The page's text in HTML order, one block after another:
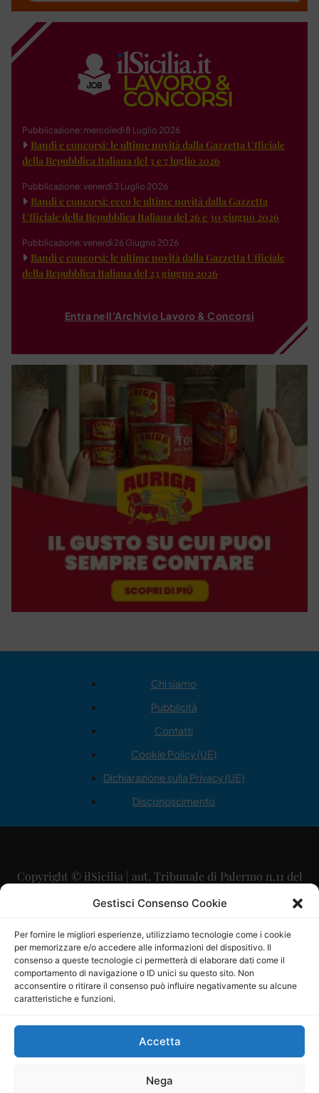
Gestisci Consenso Cookie
Per fornire le migliori esperienze, utilizziamo tecnologie come i cookie
per memorizzare e/o accedere alle informazioni del dispositivo. Il
consenso a queste tecnologie ci permetterà di elaborare dati come il
comportamento di navigazione o ID unici su questo sito. Non
acconsentire o ritirare il consenso può influire negativamente su alcune
caratteristiche e funzioni.
Accetta
Nega
Pubblicazione: mercoledì 8 Luglio 2026
Bandi e concorsi: le ultime novità dalla Gazzetta Ufficiale
della Repubblica Italiana del 3 e 7 luglio 2026
Pubblicazione: venerdì 3 Luglio 2026
Bandi e concorsi: ecco le ultime novità dalla Gazzetta
Ufficiale della Repubblica Italiana del 26 e 30 giugno 2026
Pubblicazione: venerdì 26 Giugno 2026
Bandi e concorsi: le ultime novità dalla Gazzetta Ufficiale
della Repubblica Italiana del 23 giugno 2026
Entra nell'Archivio Lavoro & Concorsi
Chi siamo
Pubblicità
Contatti
Cookie Policy (UE)
Dichiarazione sulla Privacy (UE)
Disconoscimento
Copyright © ilSicilia | aut. Tribunale di Palermo n.11 del
29/09/2015
Direttore Editoriale: Maurizio Scaglione
Direttore Responsabile: Maria Calabrese
P.IVA: 06334930820
Mercurio Comunicazione Società Cooperativa a r.l. è
iscritta al Registro degli Operatori di Comunicazione al